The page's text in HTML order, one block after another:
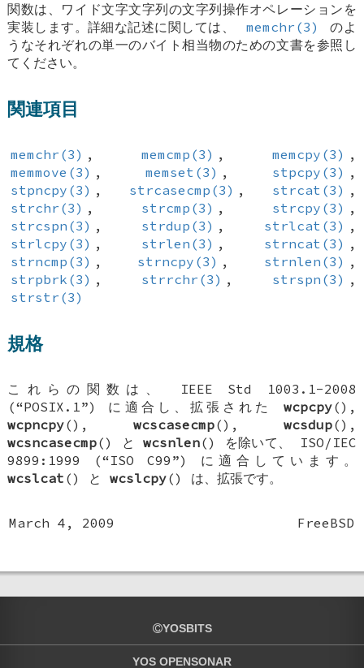
関数は、ワイド文字文字列の文字列操作オペレーションを
実装します。詳細な記述に関しては、
memchr(3)
のよ
うなそれぞれの単一のバイト相当物のための文書を参照し
てください。
関連項目
memchr(3) , memcmp(3) , memcpy(3) ,
memmove(3) , memset(3) , stpcpy(3) ,
stpncpy(3) , strcasecmp(3) , strcat(3) ,
strchr(3) , strcmp(3) , strcpy(3) ,
strcspn(3) , strdup(3) , strlcat(3) ,
strlcpy(3) , strlen(3) , strncat(3) ,
strncmp(3) , strncpy(3) , strnlen(3) ,
strpbrk(3) , strrchr(3) , strspn(3) ,
strstr(3)
規格
これらの関数は、 IEEE Std 1003.1-2008
(“POSIX.1”) に適合し、拡張された wcpcpy(),
wcpncpy(), wcscasecmp(), wcsdup(),
wcsncasecmp() とwcsnlen() を除いて、 ISO/IEC
9899:1999 (“ISO C99”) に適合しています。
wcslcat () とwcslcpy() は、拡張です。
March 4, 2009 FreeBSD
YOSBITS
YOS OPENSONAR